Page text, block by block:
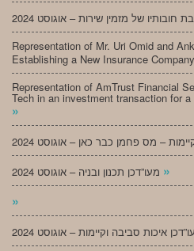
Representation of Mr. Uri Omid and
Establishing a New Insurance Company
Representation of AmTrust Financial
Tech in an investment transaction for
»
»
»